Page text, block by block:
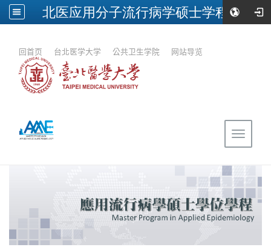
北医应用分子流行病学硕士学程
回首页 台北医学大学 公共卫生学院 网站导览
Toggle